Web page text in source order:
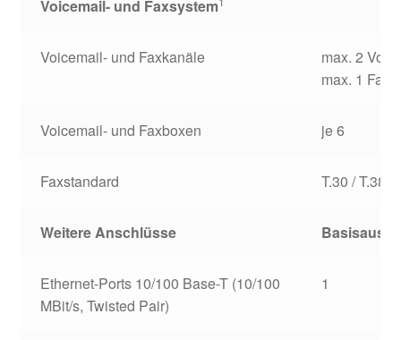
Voicemail- und Faxsystem
Voicemail- und Faxkanäle
max. 2
max. 1
Voicemail- und Faxboxen je 6
Faxstandard T.30 / T.38
Weitere Anschlüsse
Ethernet-Ports 10/100 Base-T (10/100
MBit/s, Twisted Pair)
1